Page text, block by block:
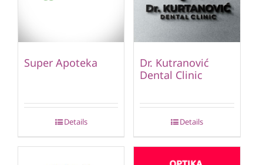
Super Apoteka
Details
Dr. Kutranović
Dental Clinic
Details